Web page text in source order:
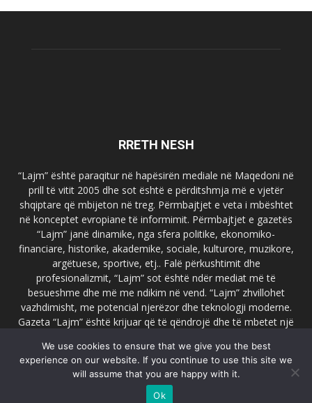
RRETH NESH
“Lajm” është paraqitur në hapësirën mediale në Maqedoni në
prill të vitit 2005 dhe sot është e përditshmja më e vjetër
shqiptare që mbijeton në treg. Përmbajtjet e veta i mbështet
në konceptet evropiane të informimit. Përmbajtjet e gazetës
“Lajm” janë dinamike, nga sfera politike, ekonomiko-
financiare, historike, akademike, sociale, kulturore, muzikore,
argëtuese, sportive, etj.. Falë përkushtimit dhe
profesionalizmit, “Lajm” sot është ndër mediat më të
besueshme dhe më me ndikim në vend. “Lajm” zhvillohet
vazhdimisht, me potencial njerëzor dhe teknologji moderne.
Gazeta “Lajm” është krijuar që të qëndrojë dhe të mbetet një
faqja zyrtare e gazetës “Lajm”, www.lajmpress.org është një
ndër portalet më të njohur në Maqedoni.
lajm.sk@gmail.com
We use cookies to ensure that we give you the best
experience on our website. If you continue to use this site we
will assume that you are happy with it.
Ok